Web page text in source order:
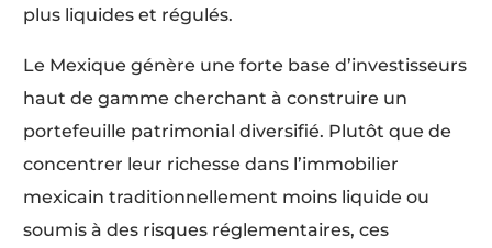
plus liquides et régulés.
Le Mexique génère une forte base d’investisseurs
haut de gamme cherchant à construire un
portefeuille patrimonial diversifié. Plutôt que de
concentrer leur richesse dans l’immobilier
mexicain traditionnellement moins liquide ou
soumis à des risques réglementaires, ces